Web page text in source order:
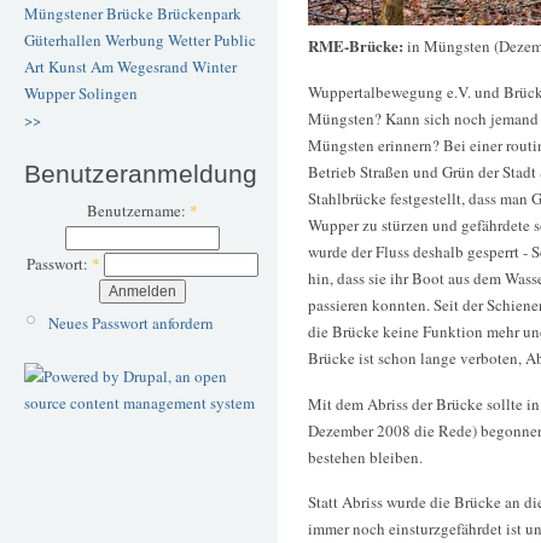
Müngstener BrückeBrückenpark
Güterhallen Werbung WetterPublic
ArtKunstAm Wegesrand Winter
WupperSolingen
>>
Benutzeranmeldung
Benutzername: *
Passwort: *
Neues Passwort anfordern
RME-Brücke: in Müngsten
Wuppertalbewegung e.V. und
Müngsten? Kann sich noch
Müngsten erinnern? Bei einer
Betrieb Straßen und Grün der
Stahlbrücke festgestellt, dass man
Wupper zu stürzen und gefährdete
wurde der Fluss deshalb gesperrt -
hin, dass sie ihr Boot aus dem
passieren konnten. Seit der
die Brücke keine Funktion mehr
Brücke ist schon lange verboten,
Mit dem Abriss der Brücke sollte
Dezember 2008 die Rede)
bestehen bleiben.
Statt Abriss wurde die Brücke an
immer noch einsturzgefährdet ist